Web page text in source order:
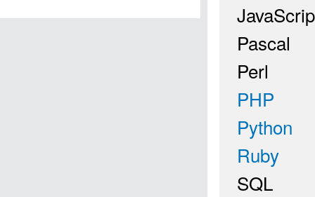
Pascal
Perl
PHP
Python
Ruby
SQL